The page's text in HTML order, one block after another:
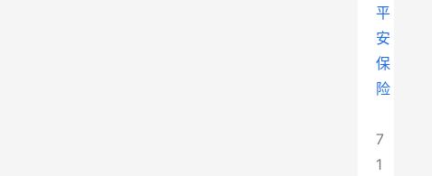
平
安
保
险
7
1